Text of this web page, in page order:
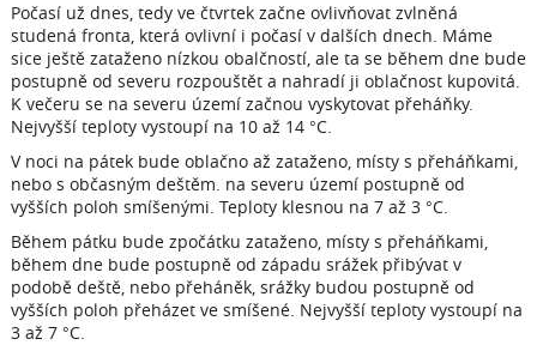
Počasí už dnes, tedy ve čtvrtek začne ovlivňovat zvlněná
studená fronta, která ovlivní i počasí v dalších dnech. Máme
sice ještě zataženo nízkou obalčností, ale ta se během dne bude
postupně od severu rozpouštět a nahradí ji oblačnost kupovitá.
K večeru se na severu území začnou vyskytovat přeháňky.
Nejvyšší teploty vystoupí na 10 až 14 °C.
V noci na pátek bude oblačno až zataženo, místy s přeháňkami,
nebo s občasným deštěm. na severu území postupně od
vyšších poloh smíšenými. Teploty klesnou na 7 až 3 °C.
Během pátku bude zpočátku zataženo, místy s přeháňkami,
během dne bude postupně od západu srážek přibývat v
podobě deště, nebo přeháněk, srážky budou postupně od
vyšších poloh přeházet ve smíšené. Nejvyšší teploty vystoupí na
3 až 7 °C.